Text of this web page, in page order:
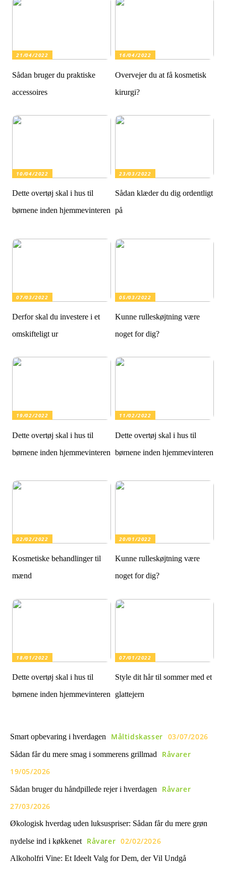
21/04/2022
Sådan bruger du praktiske
accessoires
16/04/2022
Overvejer du at få kosmetisk
kirurgi?
10/04/2022
Dette overtøj skal i hus til
børnene inden hjemmevinteren
23/03/2022
Sådan klæder du dig ordentligt
på
07/03/2022
Derfor skal du investere i et
omskifteligt ur
05/03/2022
Kunne rulleskøjtning være
noget for dig?
19/02/2022
Dette overtøj skal i hus til
børnene inden hjemmevinteren
11/02/2022
Dette overtøj skal i hus til
børnene inden hjemmevinteren
02/02/2022
Kosmetiske behandlinger til
mænd
20/01/2022
Kunne rulleskøjtning være
noget for dig?
18/01/2022
Dette overtøj skal i hus til
børnene inden hjemmevinteren
07/01/2022
Style dit hår til sommer med et
glattejern
Smart opbevaring i hverdagen Måltidskasser 03/07/2026
Sådan får du mere smag i sommerens grillmad
Råvarer
19/05/2026
Sådan bruger du håndpillede rejer i hverdagen
Råvarer
27/03/2026
Økologisk hverdag uden luksuspriser: Sådan får du mere grøn
nydelse ind i køkkenet Råvarer 02/02/2026
Alkoholfri Vine: Et Ideelt Valg for Dem, der Vil Undgå